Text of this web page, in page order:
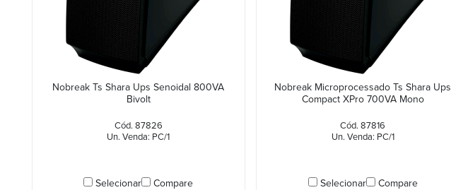
Nobreak Ts Shara Ups Senoidal 800VA
Bivolt
Cód. 87826
Un. Venda: PC/1
Selecionar Compare
Nobreak Microprocessado Ts Shara Ups
Compact XPro 700VA Mono
Cód. 87816
Un. Venda: PC/1
Selecionar Compare